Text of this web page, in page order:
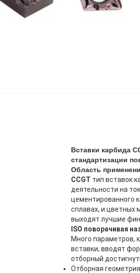
Вставки карбида
стандартизации
Область
CCGT тип вставок
деятельности на
цементированного
сплавах, и цветных
выходят лучшие
ISO поворачивая
Много параметров,
вставки, вводят
отборный
Отборная